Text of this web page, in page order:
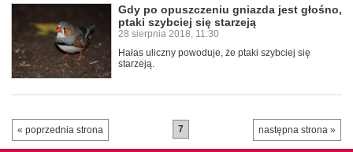
Gdy po opuszczeniu gniazda jest głośno,
ptaki szybciej się starzeją
28 sierpnia 2018, 11:30
Hałas uliczny powoduje, że ptaki szybciej się
starzeją.
« poprzednia strona następna strona »
7